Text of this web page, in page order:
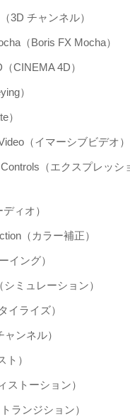
3D チャンネル）
（Boris FX Mocha）
CINEMA 4D）
）
）
（イマーシブビデオ）
（エクスプレッシ
ィオ）
（カラー補正）
イング）
シミュレーション）
イライズ）
ンネル）
ト）
ストーション）
ランジション）